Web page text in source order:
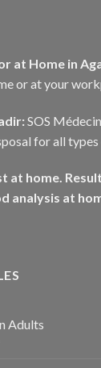
at Home in
or at your
SOS
for all types
at home.
analysis at
Adults
on